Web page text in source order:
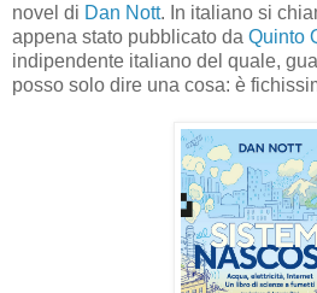
novel di Dan Nott. In italiano si
appena stato pubblicato da Quinto
indipendente italiano del quale,
posso solo dire una cosa: è